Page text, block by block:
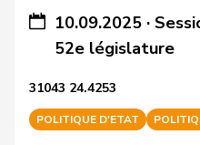
10.09.2025·
52e législature
31043 24.4253
POLITIQUE D'ETAT